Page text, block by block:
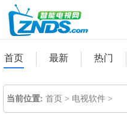
首页 最新 热门
当前位置: 首页 > 电视软件 >